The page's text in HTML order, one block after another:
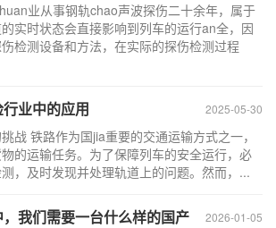
业从事钢轨chao声波探伤二十余年，属于
实时状态会直接影响到列车的运行an全，因
检测设备和方法，在实际的探伤检测过程
2025-05-30
业中的应用
战 铁路作为国jia重要的交通运输方式之一，
的运输任务。为了保障列车的安全运行，必
，及时发现并处理轨道上的问题。然而，...
2026-01-05
我们需要一台什么样的国产